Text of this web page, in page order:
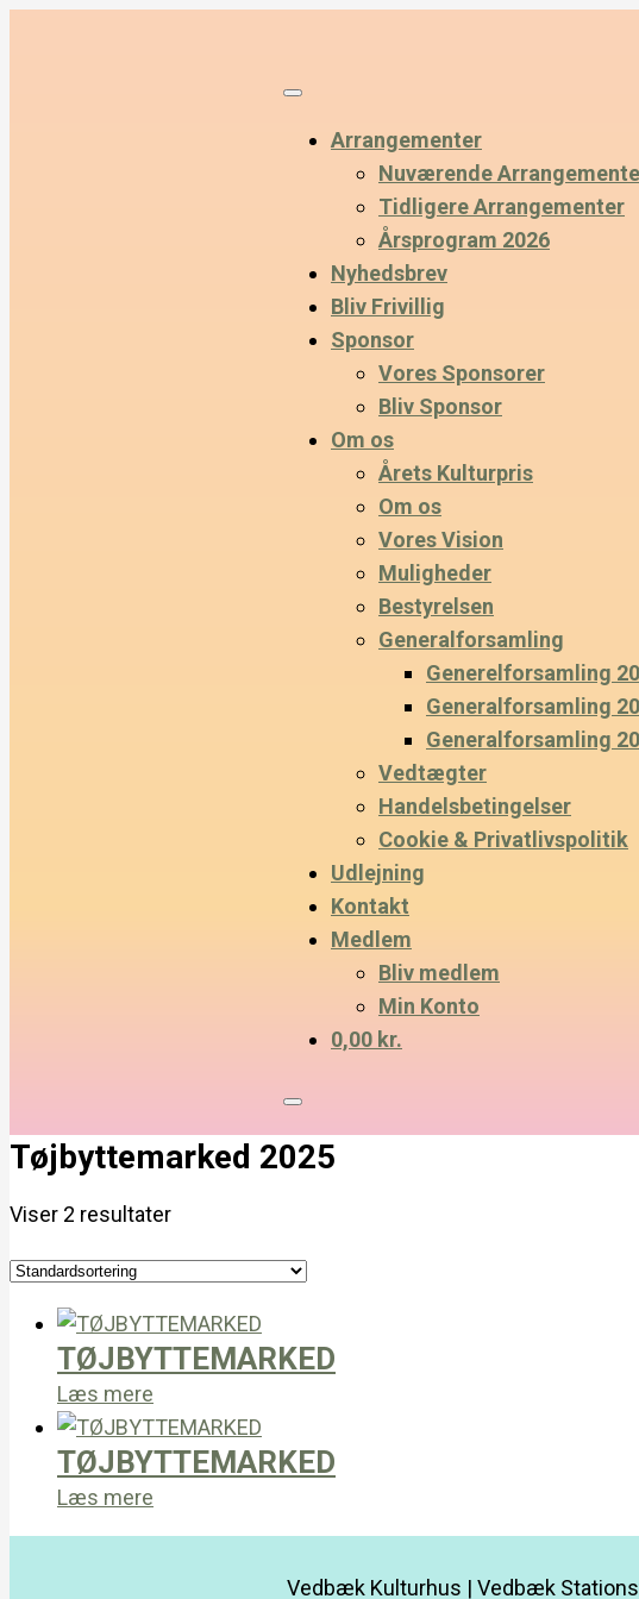
Arrangementer
Nuværende
Tidligere Arrangementer
Årsprogram 2026
Nyhedsbrev
Bliv Frivillig
Sponsor
Vores Sponsorer
Bliv Sponsor
Om os
Årets Kulturpris
Om os
Vores Vision
Muligheder
Bestyrelsen
Generalforsamling
Generelforsamling
Generalforsamling
Generalforsamling
Vedtægter
Handelsbetingelser
Cookie & Privatlivspolitik
Udlejning
Kontakt
Medlem
Bliv medlem
Min Konto
0,00 kr.
Tøjbyttemarked 2025
Viser 2 resultater
TØJBYTTEMARKED
Læs mere
TØJBYTTEMARKED
Læs mere
Vedbæk Kulturhus | Vedbæk